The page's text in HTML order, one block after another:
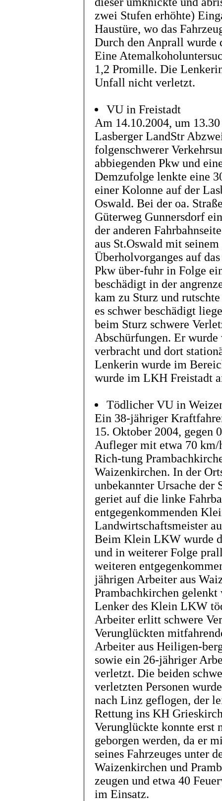
zwei Stufen erhöhte)
Haustüre, wo das
Durch den Anprall wurde
Eine
1,2 Promille. Die
Unfall nicht verletzt.
VU in Freistadt
Am 14.10.2004, um
Lasberger LandStr
folgenschwerer
abbiegenden Pkw und
Demzufolge lenkte eine
einer Kolonne auf der
Oswald. Bei der oa.
Güterweg Gunnersdorf
der anderen
aus St.Oswald mit
Überholvorganges auf
Pkw über-fuhr in Folge
beschädigt in der
kam zu Sturz und
es schwer beschädigt
beim Sturz schwere
Abschürfungen. Er
verbracht und dort
Lenkerin wurde im
wurde im LKH Freistadt
Tödlicher VU in
Ein 38-jähriger
15. Oktober 2004, gegen
Aufleger mit etwa 70 km/
Rich-tung
Waizenkirchen. In der
unbekannter Ursache der
geriet auf die linke
entgegenkommenden
Landwirtschaftsmeister
Beim Klein LKW wurde
und in weiterer Folge
weiteren
jährigen Arbeiter aus
Prambachkirchen
Lenker des Klein LKW
Arbeiter erlitt schwere
Verunglückten
Arbeiter aus Heiligen-
sowie ein 26-jähriger
verletzt. Die beiden
verletzten Personen
nach Linz geflogen, der
Rettung ins KH
Verunglückte konnte erst
geborgen werden, da er
seines Fahrzeuges unter
Waizenkirchen und
zeugen und etwa 40
im Einsatz.